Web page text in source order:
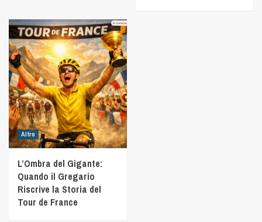
Altro
L’Ombra del Gigante:
Quando il Gregario
Riscrive la Storia del
Tour de France